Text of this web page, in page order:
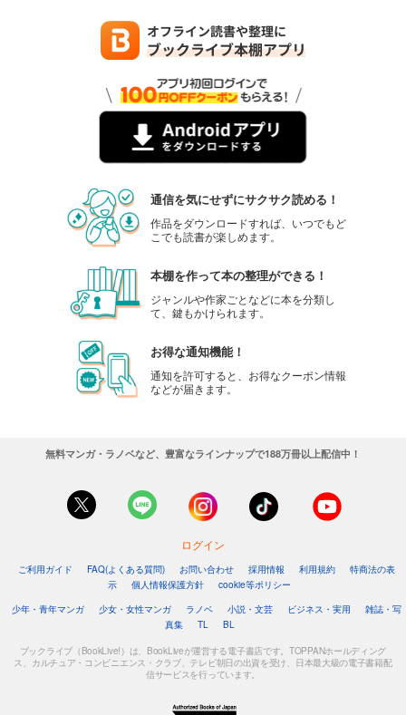
通信を気にせずにサクサク読める！
作品をダウンロードすれば、いつでもど
こでも読書が楽しめます。
本棚を作って本の整理ができる！
ジャンルや作家ごとなどに本を分類し
て、鍵もかけられます。
お得な通知機能！
通知を許可すると、お得なクーポン情報
などが届きます。
無料マンガ・ラノベなど、豊富なラインナップで188万冊以上配信中！
ログイン
ご利用ガイド FAQ(よくある質問) お問い合わせ 採用情報 利用規約
特商法の表
示
個人情報保護方針
cookie等ポリシー
少年・青年マンガ
少女・女性マンガ ラノベ 小説・文芸 ビジネス・実用
雑誌・写
真集
TL BL
ブックライブ（BookLive!）は、BookLiveが運営する電子書店です。TOPPANホールディング
ス、カルチュア・コンビニエンス・クラブ、テレビ朝日の出資を受け、日本最大級の電子書籍配
信サービスを行っています。